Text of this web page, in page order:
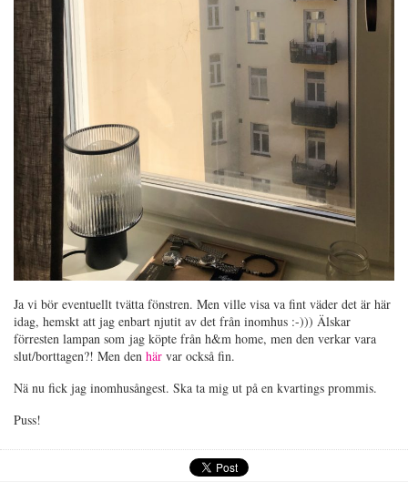
Ja vi bör eventuellt tvätta fönstren. Men ville visa va fint väder det är här
idag, hemskt att jag enbart njutit av det från inomhus :-))) Älskar
förresten lampan som jag köpte från h&m home, men den verkar vara
slut/borttagen?! Men den här var också fin.
Nä nu fick jag inomhusångest. Ska ta mig ut på en kvartings prommis.
Puss!